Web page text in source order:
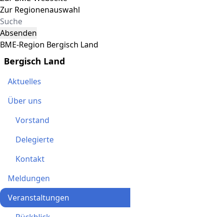
Zur Regionenauswahl
Absenden
BME-Region Bergisch Land
Bergisch Land
Aktuelles
Über uns
Vorstand
Delegierte
Kontakt
Meldungen
Veranstaltungen